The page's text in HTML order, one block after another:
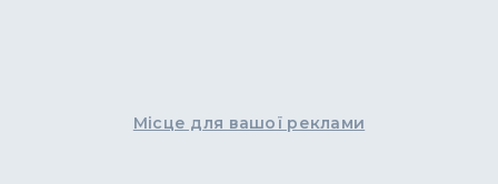
Місце для вашої реклами